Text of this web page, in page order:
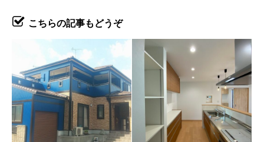
こちらの記事もどうぞ